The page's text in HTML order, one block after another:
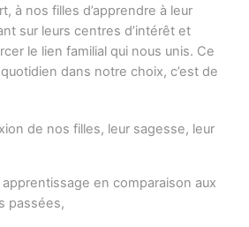
à nos filles d’apprendre à leur
sur leurs centres d’intérêt et
le lien familial qui nous unis. Ce
dans notre choix, c’est de
de nos filles, leur sagesse, leur
apprentissage en comparaison aux
passées,